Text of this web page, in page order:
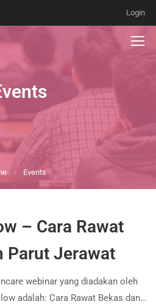
Login
Events
– Cara Rawat
Parut Jerawat
webinar yang diadakan oleh
adalah: Cara Rawat Bekas dan